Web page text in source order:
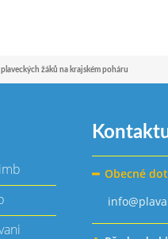
žáků na krajském poháru
Obecné